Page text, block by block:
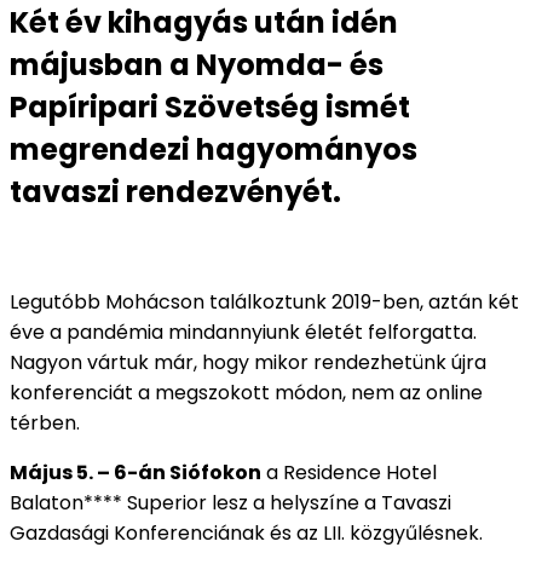
Két év kihagyás után idén
májusban a Nyomda- és
Papíripari Szövetség ismét
megrendezi hagyományos
tavaszi rendezvényét.
Legutóbb Mohácson találkoztunk 2019-ben, aztán két
éve a pandémia mindannyiunk életét felforgatta.
Nagyon vártuk már, hogy mikor rendezhetünk újra
konferenciát a megszokott módon, nem az online
térben.
Május 5. – 6-án Siófokon a Residence Hotel
Balaton**** Superior lesz a helyszíne a Tavaszi
Gazdasági Konferenciának és az LII. közgyűlésnek.